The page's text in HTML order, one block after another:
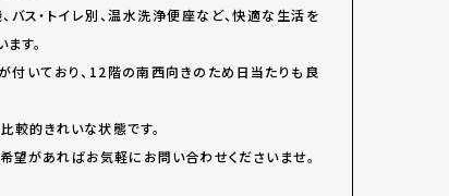
バス・トイレ別、温水洗浄便座など、快適な生活を
す。
付いており、12階の南西向きのため日当たりも良
較的きれいな状態です。
望があればお気軽にお問い合わせくださいませ。